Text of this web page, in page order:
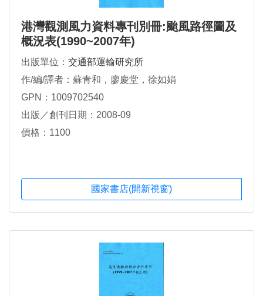
港灣觀測風力資料專刊別冊:颱風路徑圖及
概況表(1990~2007年)
出版單位： 交通部運輸研究所
作/編/譯者：蘇青和，廖慶堂，徐如娟
GPN：1009702540
出版／創刊日期：2008-09
價格：1100
國家書店(開新視窗)